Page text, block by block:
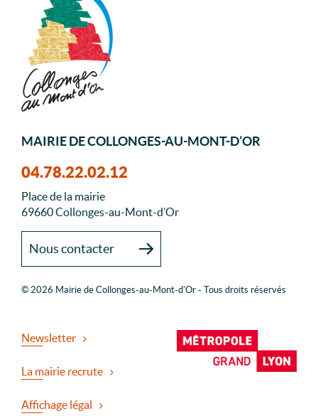
MAIRIE DE COLLONGES-AU-MONT-D’OR
04.78.22.02.12
Place de la mairie
69660 Collonges-au-Mont-d’Or
Nous contacter
© 2026 Mairie de Collonges-au-Mont-d'Or - Tous droits réservés
Newsletter
La mairie recrute
Affichage légal